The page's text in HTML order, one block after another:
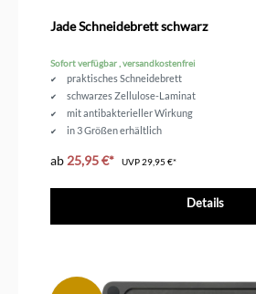
Jade Schneidebrett schwarz
Sofort verfügbar , versandkostenfrei
praktisches Schneidebrett
schwarzes Zellulose-Laminat
mit antibakterieller Wirkung
in 3 Größen erhältlich
ab 25,95 €* UVP29,95 €*
Details